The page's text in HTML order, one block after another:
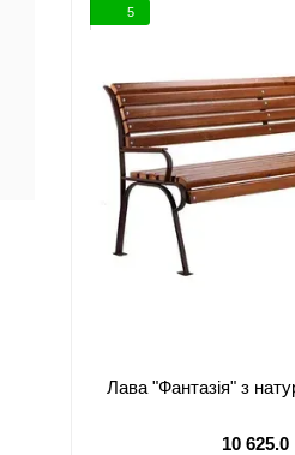
5
Лава "Фантазія" з
10 625.0